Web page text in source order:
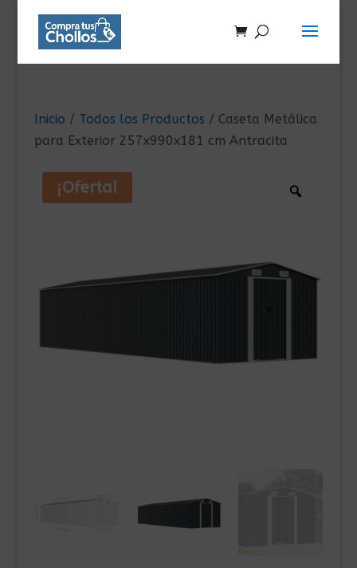
Inicio / Todos los Productos / Caseta Metálica
para Exterior 257x990x181 cm Antracita
¡Oferta!